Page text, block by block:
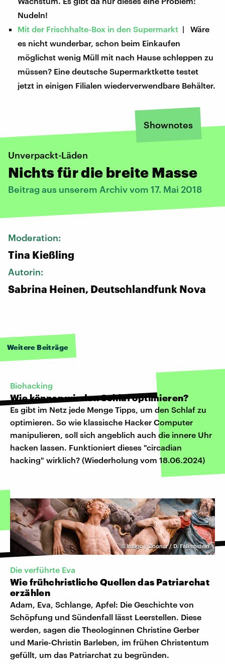
Nudeln!
Mit der Frischhalte-Box in den Supermarkt | Wäre
es nicht wunderbar, schon beim Einkaufen
möglichst wenig Müll mit nach Hause schleppen zu
müssen? Eine deutsche Supermarktkette testet
jetzt in einigen Filialen wiederverwendbare Behälter.
Shownotes
Unverpackt-Läden
Nichts für die breite Masse
Beitrag aus unserem Archiv vom 17. Mai 2018
Moderation:
Tina Kießling
Autorin:
Sabrina Heinen, Deutschlandfunk Nova
Weitere Beiträge
Biohacking
Wie können wir den Schlaf optimieren?
Es gibt im Netz jede Menge Tipps, um den Schlaf zu
optimieren. So wie klassische Hacker Computer
manipulieren, soll sich angeblich auch die innere Uhr
hacken lassen. Funktioniert dieses "circadian
hacking" wirklich? (Wiederholung vom 18.06.2024)
©Imago / Zoonar / D. Falkenstein
Die verführte Eva
Wie frühchristliche Quellen das Patriarchat
erzählen
Adam, Eva, Schlange, Apfel: Die Geschichte von
Schöpfung und Sündenfall lässt Leerstellen. Diese
werden, sagen die Theologinnen Christine Gerber
und Marie-Christin Barleben, im frühen Christentum
gefüllt, um das Patriarchat zu begründen.